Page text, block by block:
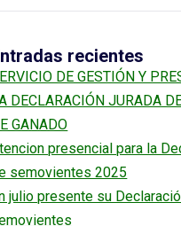
recientes
DE GESTIÓN Y
DECLARACIÓN JURADA
GANADO
presencial para la
semovientes 2025
julio presente su